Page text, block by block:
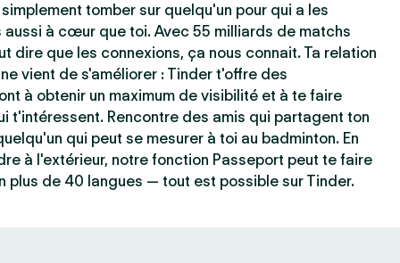
tomber sur quelqu'un pour qui a les
à cœur que toi. Avec 55 milliards de matchs
dire que les connexions, ça nous connait. Ta relation
vient de s'améliorer : Tinder t'offre des
à obtenir un maximum de visibilité et à te faire
t'intéressent. Rencontre des amis qui partagent ton
qui peut se mesurer à toi au badminton. En
à l'extérieur, notre fonction Passeport peut te faire
plus de 40 langues — tout est possible sur Tinder.